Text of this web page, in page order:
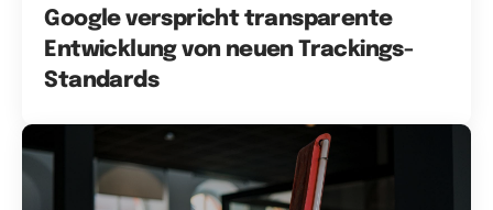
Google verspricht transparente
Entwicklung von neuen Trackings-
Standards